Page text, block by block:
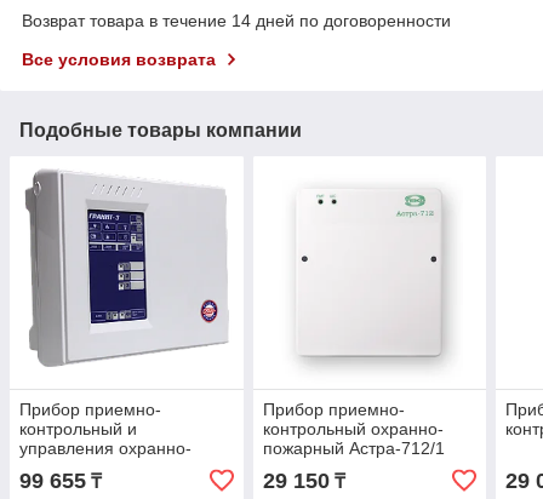
Возврат товара в течение 14 дней по договоренности
Все условия возврата
Подобные товары компании
Прибор приемно-
контрольный и
управления охранно-
пожарный охраны
Гранит-3А GSM
99 655 ₸
Прибор приемно-
контрольный охранно-
пожарный Астра-712/1
29 150₸ 29